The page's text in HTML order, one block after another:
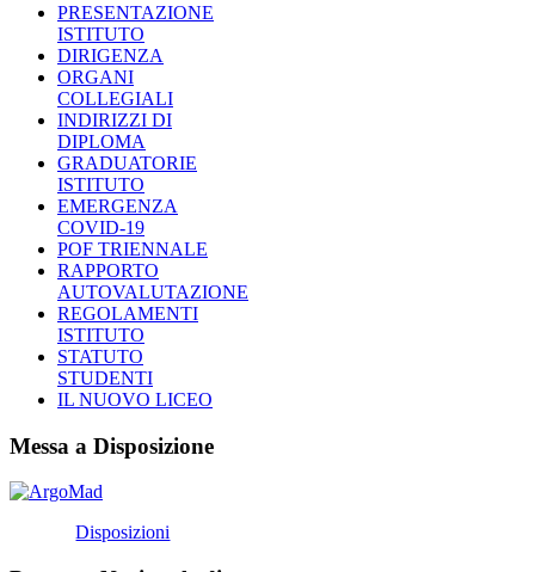
PRESENTAZIONE
ISTITUTO
DIRIGENZA
ORGANI
COLLEGIALI
INDIRIZZI DI
DIPLOMA
GRADUATORIE
ISTITUTO
EMERGENZA
COVID-19
POF TRIENNALE
RAPPORTO
AUTOVALUTAZIONE
REGOLAMENTI
ISTITUTO
STATUTO
STUDENTI
IL NUOVO LICEO
Messa a Disposizione
Disposizioni